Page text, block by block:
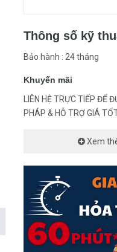
Thông số kỹ
Bảo hành : 24 tháng
Khuyến mãi
LIÊN HỆ TRỰC TIẾP ĐỂ
PHÁP & HỖ TRỢ GIÁ
Xem